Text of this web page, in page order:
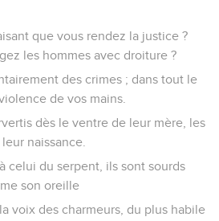
que vous rendez la justice ?
les hommes avec droiture ?
des crimes ; dans tout le
de vos mains.
dès le ventre de leur mère, les
naissance.
celui du serpent, ils sont sourds
son oreille
voix des charmeurs, du plus habile